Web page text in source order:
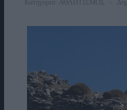
Κατηγορία: ΑΘΛΗΤΙΣΜΟΣ